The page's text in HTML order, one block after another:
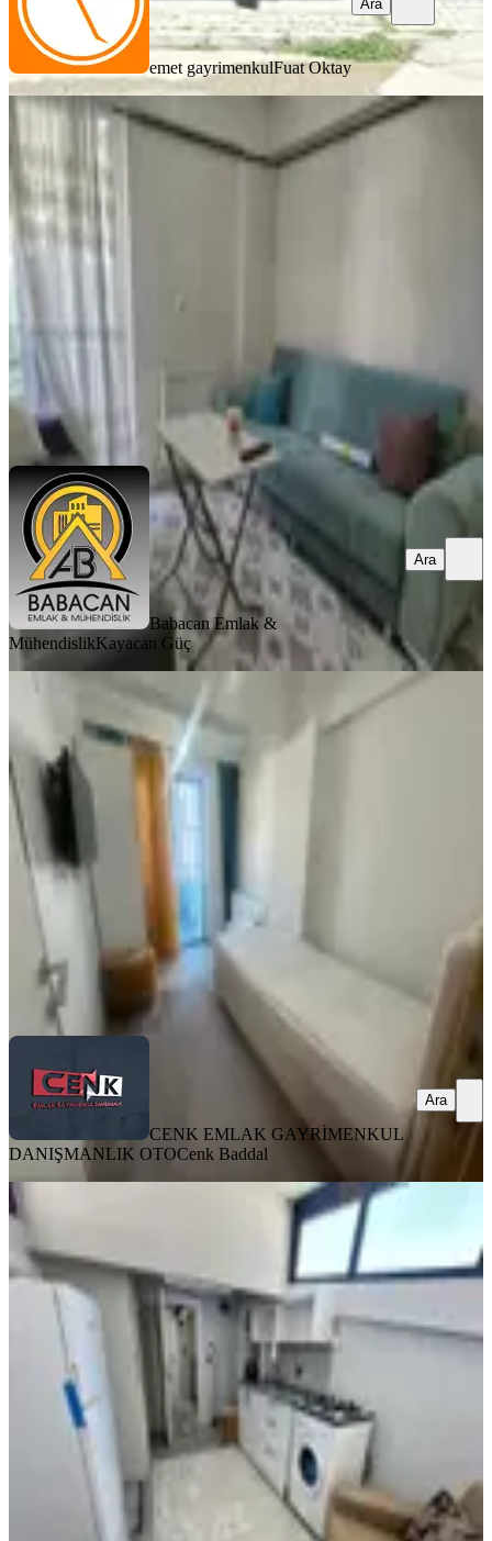
emet gayrimenkulFuat Oktay
Ara
EŞYALI
Anadolu Mahallesi'nde Lüks 1+1
Kiralık Apartısparta Merkez Anadolu
Mahallesi'nde,
Babacan Emlak & Mühendislik Kayacan Güç
Ara
Babacan Emlak &
MühendislikKayacan Güç
Ara
Çelebiler Mahallesi Çarşı Merkez
Kiralık 2+1 Arakat Apart
Merkez, Çelebiler Mahallesi
CENK EMLAK GAYRİMENKUL DANIŞMANLIK OTO
Cenk
Baddal
CENK EMLAK GAYRİMENKUL
DANIŞMANLIK OTOCenk Baddal
Ara
SIFIR BİNA
Yedişehitler Mahallesi Kiralık Çatı
Merkez, Yedişehitler Mahallesi
·55 m²·Çatı Katı ·31.07.2026
14.500 ₺
CENK EMLAK GAYRİMENKUL DANIŞMANLIK OTO